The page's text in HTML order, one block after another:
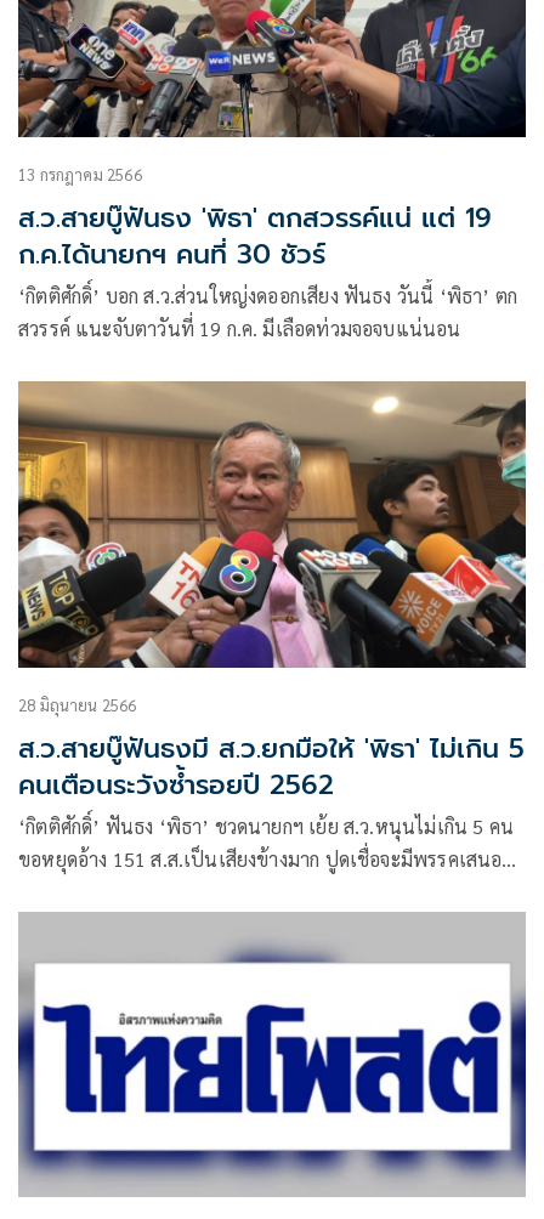
13 กรกฎาคม 2566
ส.ว.สายบู๊ฟันธง 'พิธา' ตกสวรรค์แน่ แต่ 19
ก.ค.ได้นายกฯ คนที่ 30 ชัวร์
‘กิตติศักดิ์’ บอก ส.ว.ส่วนใหญ่งดออกเสียง ฟันธง วันนี้ ‘พิธา’ ตก
สวรรค์ แนะจับตาวันที่ 19 ก.ค. มีเลือดท่วมจอจบแน่นอน
28 มิถุนายน 2566
ส.ว.สายบู๊ฟันธงมี ส.ว.ยกมือให้ 'พิธา' ไม่เกิน 5
คนเตือนระวังซ้ำรอยปี 2562
‘กิตติศักดิ์’ ฟันธง ‘พิธา’ ชวดนายกฯ เย้ย ส.ว.หนุนไม่เกิน 5 คน
ขอหยุดอ้าง 151 ส.ส.เป็นเสียงข้างมาก ปูดเชื่อจะมีพรรคเสนอชื่อ